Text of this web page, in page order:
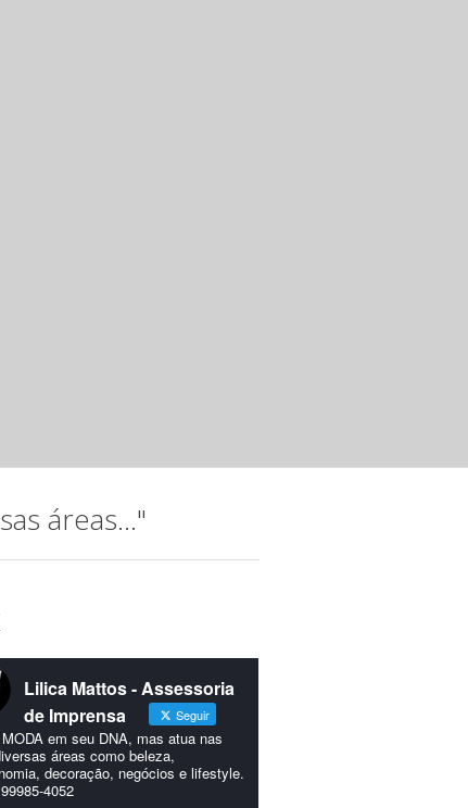
áreas..."
Lilica Mattos - Assessoria
de Imprensa
Seguir
em seu DNA, mas atua nas
áreas como beleza,
decoração, negócios e lifestyle.
4052